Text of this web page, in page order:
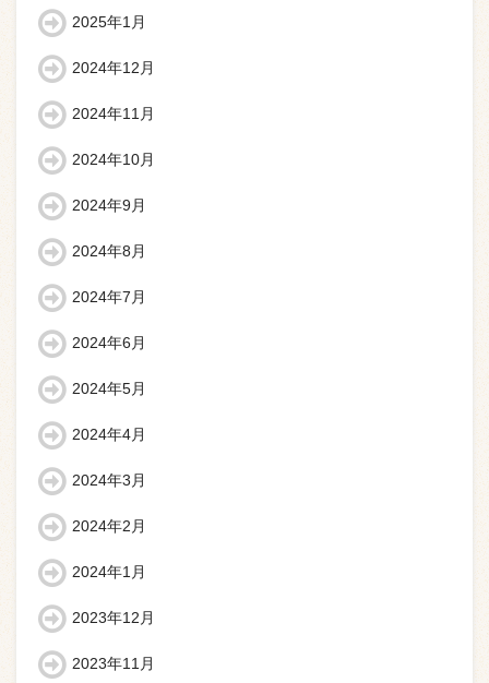
2025年1月
2024年12月
2024年11月
2024年10月
2024年9月
2024年8月
2024年7月
2024年6月
2024年5月
2024年4月
2024年3月
2024年2月
2024年1月
2023年12月
2023年11月